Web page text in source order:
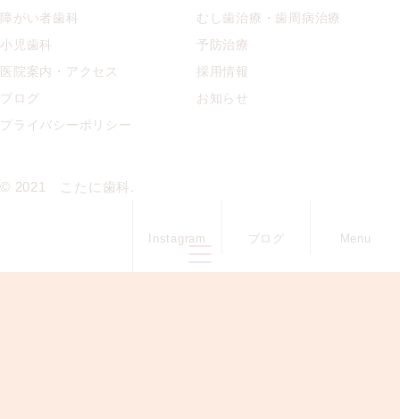
障がい者歯科
むし歯治療・歯周病治療
小児歯科
予防治療
医院案内・アクセス
採用情報
ブログ
お知らせ
プライバシーポリシー
© 2021 こたに歯科.
Instagram ブログ Menu